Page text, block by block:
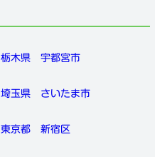
栃木県 宇都宮市
埼玉県 さいたま市
東京都 新宿区